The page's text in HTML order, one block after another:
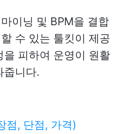
이닝 및 BPM을 결합
수 있는 툴킷이 제공
피하여 운영이 원활
줍니다.
점, 단점, 가격)